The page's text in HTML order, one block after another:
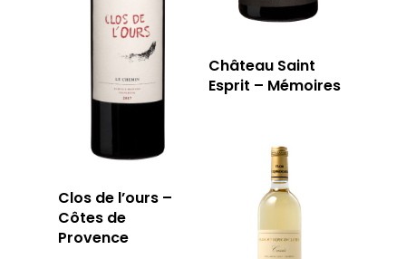
Château Saint
Esprit – Mémoires
Clos de l’ours –
Côtes de
Provence